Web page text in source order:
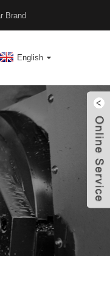
English